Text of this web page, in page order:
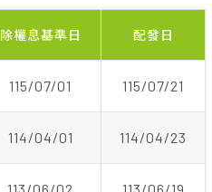
除權息基準日 配發日
115/07/01 115/07/21
114/04/01 114/04/23